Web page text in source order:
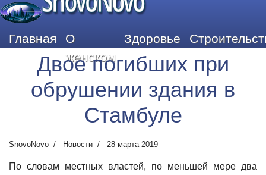
Главная
О
женском
Здоровье
Двое погибших при
обрушении здания в
Стамбуле
SnovoNovo Новости 28 марта 2019
По словам местных властей, по меньшей мере два